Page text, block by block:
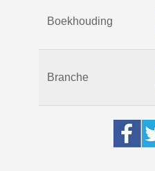
Boekhouding
Branche